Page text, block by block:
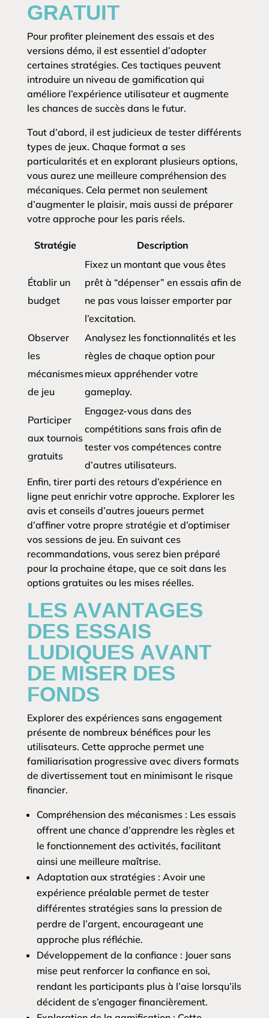
GRATUIT
Pour profiter pleinement des essais et des
versions démo, il est essentiel d’adopter
certaines stratégies. Ces tactiques peuvent
introduire un niveau de gamification qui
améliore l’expérience utilisateur et augmente
les chances de succès dans le futur.
Tout d’abord, il est judicieux de tester différents
types de jeux. Chaque format a ses
particularités et en explorant plusieurs options,
vous aurez une meilleure compréhension des
mécaniques. Cela permet non seulement
d’augmenter le plaisir, mais aussi de préparer
votre approche pour les paris réels.
Stratégie Description
Établir un
budget
Fixez un montant que vous êtes
prêt à “dépenser” en essais afin de
ne pas vous laisser emporter par
l’excitation.
Observer
les
mécanismes
de jeu
Analysez les fonctionnalités et les
règles de chaque option pour
mieux appréhender votre
gameplay.
Participer
aux tournois
gratuits
Engagez-vous dans des
compétitions sans frais afin de
tester vos compétences contre
d’autres utilisateurs.
Enfin, tirer parti des retours d’expérience en
ligne peut enrichir votre approche. Explorer les
avis et conseils d’autres joueurs permet
d’affiner votre propre stratégie et d’optimiser
vos sessions de jeu. En suivant ces
recommandations, vous serez bien préparé
pour la prochaine étape, que ce soit dans les
options gratuites ou les mises réelles.
LES AVANTAGES
DES ESSAIS
LUDIQUES AVANT
DE MISER DES
FONDS
Explorer des expériences sans engagement
présente de nombreux bénéfices pour les
utilisateurs. Cette approche permet une
familiarisation progressive avec divers formats
de divertissement tout en minimisant le risque
financier.
Compréhension des mécanismes : Les essais
offrent une chance d’apprendre les règles et
le fonctionnement des activités, facilitant
ainsi une meilleure maîtrise.
Adaptation aux stratégies : Avoir une
expérience préalable permet de tester
différentes stratégies sans la pression de
perdre de l’argent, encourageant une
approche plus réfléchie.
Développement de la confiance : Jouer sans
mise peut renforcer la confiance en soi,
rendant les participants plus à l’aise lorsqu’ils
décident de s’engager financièrement.